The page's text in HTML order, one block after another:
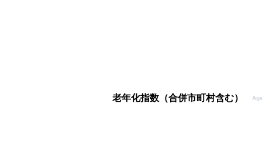
老年化指数（合併市町村含む）